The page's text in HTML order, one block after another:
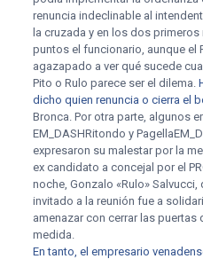
renuncia indeclinable al
la cruzada y en los dos
puntos el funcionario, aunque el
agazapado a ver qué sucede
Pito o Rulo parece ser el dilema.
dicho quien renuncia o cierra el
Bronca. Por otra parte, algunos
EM_DASHRitondo y
expresaron su malestar por la
ex candidato a concejal por el
noche, Gonzalo «Rulo»
invitado a la reunión fue a
amenazar con cerrar las puertas
medida.
En tanto, el empresario